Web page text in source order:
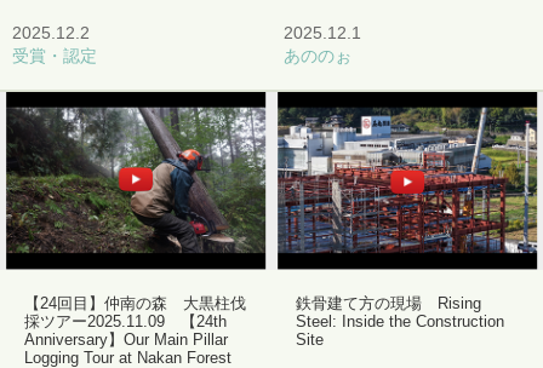
2025.12.2
受賞・認定
2025.12.1
あののぉ
【24回目】仲南の森 大黒柱伐
採ツアー2025.11.09 【24th
Anniversary】Our Main Pillar
Logging Tour at Nakan Forest
鉄骨建て方の現場 Rising
Steel: Inside the Construction
Site